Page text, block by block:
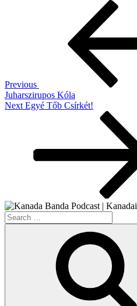
Previous
Juharszirupos Kóla
Next
Next Egyé Tőb Csírkét!
Search
for: